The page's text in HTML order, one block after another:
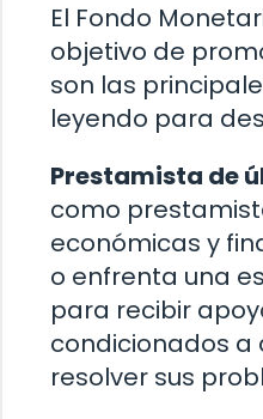
El Fondo
objetivo de
son las
leyendo para
Prestamista de
como
económicas y
o enfrenta una
para recibir
condicionados
resolver sus